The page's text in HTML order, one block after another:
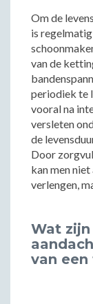
Om de
is
van de
periodiek te
vooral na
versleten
de
Door
kan men
verlengen,
Wat
van